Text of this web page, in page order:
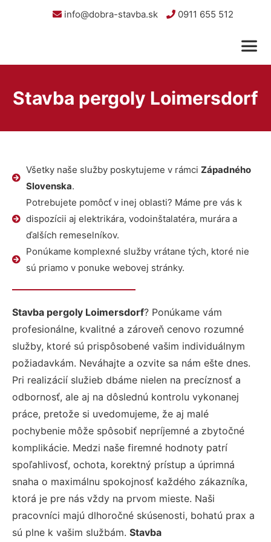
info@dobra-stavba.sk 0911 655 512
Stavba pergoly Loimersdorf
Všetky naše služby poskytujeme v rámci Západného
Slovenska.
Potrebujete pomôcť v inej oblasti? Máme pre vás k
dispozícii aj elektrikára, vodoinštalatéra, murára a
ďalších remeselníkov.
Ponúkame komplexné služby vrátane tých, ktoré nie
sú priamo v ponuke webovej stránky.
Stavba pergoly Loimersdorf? Ponúkame vám
profesionálne, kvalitné a zároveň cenovo rozumné
služby, ktoré sú prispôsobené vašim individuálnym
požiadavkám. Neváhajte a ozvite sa nám ešte dnes.
Pri realizácií služieb dbáme nielen na precíznosť a
odbornosť, ale aj na dôslednú kontrolu vykonanej
práce, pretože si uvedomujeme, že aj malé
pochybenie môže spôsobiť nepríjemné a zbytočné
komplikácie. Medzi naše firemné hodnoty patrí
spoľahlivosť, ochota, korektný prístup a úprimná
snaha o maximálnu spokojnosť každého zákazníka,
ktorá je pre nás vždy na prvom mieste. Naši
pracovníci majú dlhoročné skúsenosti, bohatú prax a
sú plne k vašim službám. Stavba